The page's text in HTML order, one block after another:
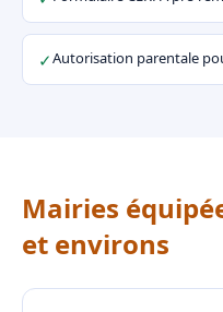
✓Autorisation parentale
Mairies
et environs